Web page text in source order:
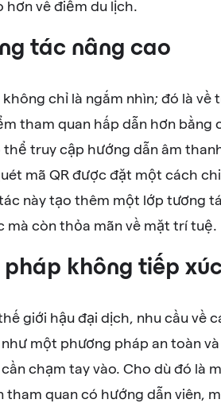
hơn về điểm du lịch.
tác nâng cao
không chỉ là ngắm nhìn; đó là
tham quan hấp dẫn hơn bằng
thể truy cập hướng dẫn âm
mã QR được đặt một cách
này tạo thêm một lớp tương
mà còn thỏa mãn về mặt trí tuệ.
pháp không tiếp xúc
giới hậu đại dịch, nhu cầu về
như một phương pháp an toàn
chạm tay vào. Cho dù đó là
tham quan có hướng dẫn viên,